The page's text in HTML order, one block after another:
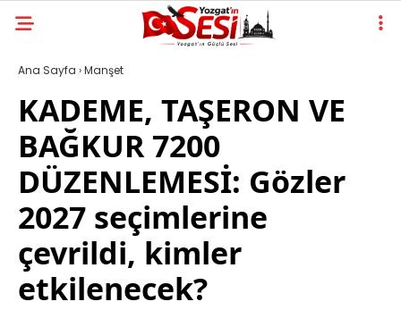
Ana Sayfa ›Manşet
KADEME, TAŞERON VE
BAĞKUR 7200
DÜZENLEMESİ: Gözler
2027 seçimlerine
çevrildi, kimler
etkilenecek?